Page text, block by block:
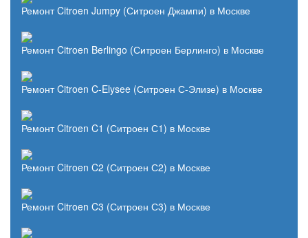
Ремонт Citroen Jumpy (Ситроен Джампи) в Москве
Ремонт Citroen Berlingo (Ситроен Берлинго) в Москве
Ремонт Citroen C-Elysee (Ситроен С-Элизе) в Москве
Ремонт Citroen C1 (Ситроен С1) в Москве
Ремонт Citroen C2 (Ситроен С2) в Москве
Ремонт Citroen C3 (Ситроен С3) в Москве